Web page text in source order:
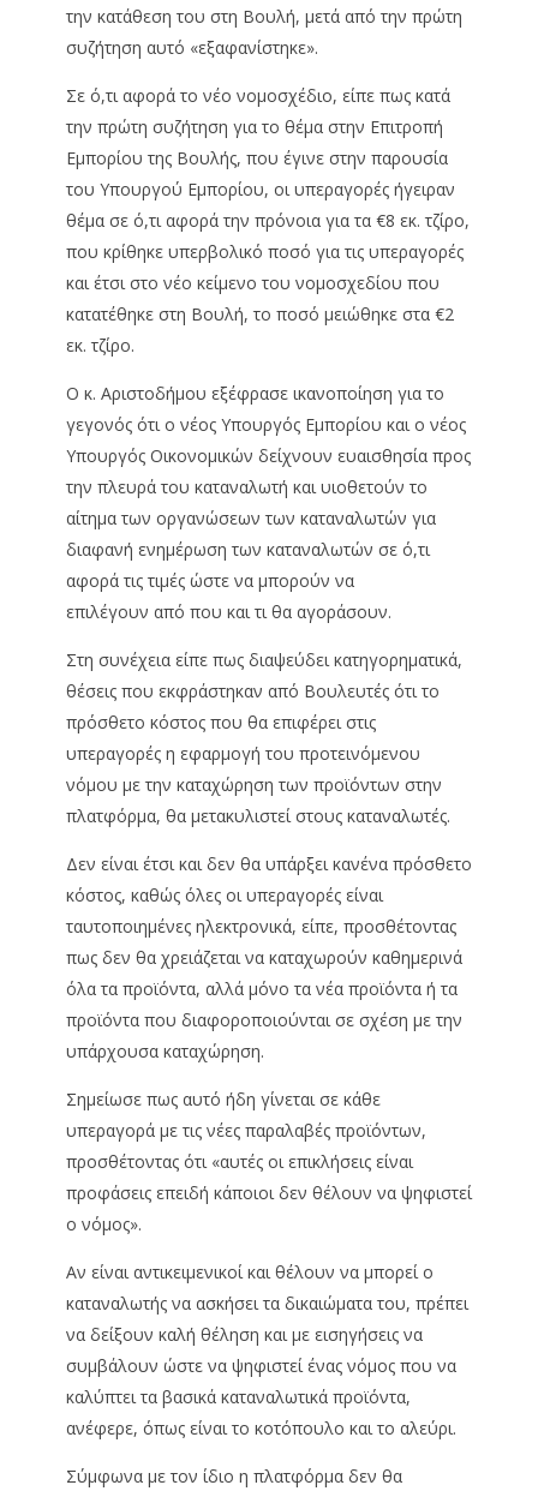
την κατάθεση του στη Βουλή, μετά από την πρώτη
συζήτηση αυτό «εξαφανίστηκε».
Σε ό,τι αφορά το νέο νομοσχέδιο, είπε πως κατά
την πρώτη συζήτηση για το θέμα στην Επιτροπή
Εμπορίου της Βουλής, που έγινε στην παρουσία
του Υπουργού Εμπορίου, οι υπεραγορές ήγειραν
θέμα σε ό,τι αφορά την πρόνοια για τα €8 εκ. τζίρο,
που κρίθηκε υπερβολικό ποσό για τις υπεραγορές
και έτσι στο νέο κείμενο του νομοσχεδίου που
κατατέθηκε στη Βουλή, το ποσό μειώθηκε στα €2
εκ. τζίρο.
Ο κ. Αριστοδήμου εξέφρασε ικανοποίηση για το
γεγονός ότι ο νέος Υπουργός Εμπορίου και ο νέος
Υπουργός Οικονομικών δείχνουν ευαισθησία προς
την πλευρά του καταναλωτή και υιοθετούν το
αίτημα των οργανώσεων των καταναλωτών για
διαφανή ενημέρωση των καταναλωτών σε ό,τι
αφορά τις τιμές ώστε να μπορούν να
επιλέγουν από που και τι θα αγοράσουν.
Στη συνέχεια είπε πως διαψεύδει κατηγορηματικά,
θέσεις που εκφράστηκαν από Βουλευτές ότι το
πρόσθετο κόστος που θα επιφέρει στις
υπεραγορές η εφαρμογή του προτεινόμενου
νόμου με την καταχώρηση των προϊόντων στην
πλατφόρμα, θα μετακυλιστεί στους καταναλωτές.
Δεν είναι έτσι και δεν θα υπάρξει κανένα πρόσθετο
κόστος, καθώς όλες οι υπεραγορές είναι
ταυτοποιημένες ηλεκτρονικά, είπε, προσθέτοντας
πως δεν θα χρειάζεται να καταχωρούν καθημερινά
όλα τα προϊόντα, αλλά μόνο τα νέα προϊόντα ή τα
προϊόντα που διαφοροποιούνται σε σχέση με την
υπάρχουσα καταχώρηση.
Σημείωσε πως αυτό ήδη γίνεται σε κάθε
υπεραγορά με τις νέες παραλαβές προϊόντων,
προσθέτοντας ότι «αυτές οι επικλήσεις είναι
προφάσεις επειδή κάποιοι δεν θέλουν να ψηφιστεί
ο νόμος».
Αν είναι αντικειμενικοί και θέλουν να μπορεί ο
καταναλωτής να ασκήσει τα δικαιώματα του, πρέπει
να δείξουν καλή θέληση και με εισηγήσεις να
συμβάλουν ώστε να ψηφιστεί ένας νόμος που να
καλύπτει τα βασικά καταναλωτικά προϊόντα,
ανέφερε, όπως είναι το κοτόπουλο και το αλεύρι.
Σύμφωνα με τον ίδιο η πλατφόρμα δεν θα